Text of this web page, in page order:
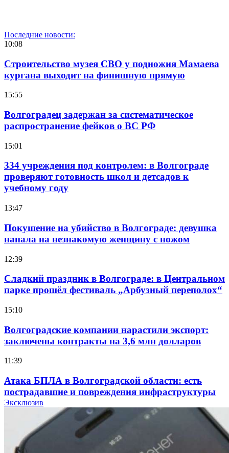
Последние новости:
10:08
Строительство музея СВО у подножия Мамаева
кургана выходит на финишную прямую
15:55
Волгоградец задержан за систематическое
распространение фейков о ВС РФ
15:01
334 учреждения под контролем: в Волгограде
проверяют готовность школ и детсадов к
учебному году
13:47
Покушение на убийство в Волгограде: девушка
напала на незнакомую женщину с ножом
12:39
Сладкий праздник в Волгограде: в Центральном
парке прошёл фестиваль „Арбузный переполох“
15:10
Волгоградские компании нарастили экспорт:
заключены контракты на 3,6 млн долларов
11:39
Атака БПЛА в Волгоградской области: есть
пострадавшие и повреждения инфраструктуры
Волгоградские вузы в топе зарплатного
рейтинга: ВолгГТУ и ВолгГМУ вошли в топ‑15
Эксклюзив